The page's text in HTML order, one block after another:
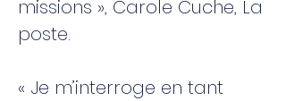
missions », Carole Cuche, La
poste.
« Je m’interroge en tant